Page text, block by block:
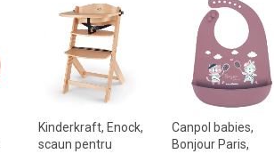
Kinderkraft, Enock,
scaun pentru
Canpol babies,
Bonjour Paris,